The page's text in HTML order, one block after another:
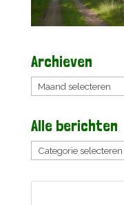
Archieven
Archieven
Alle berichten
Alle